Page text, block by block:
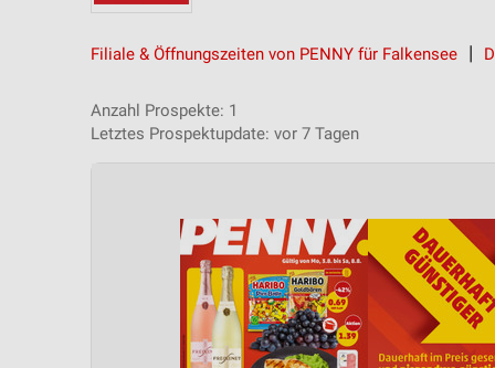
Filiale & Öffnungszeiten von PENNY für Falkensee
Anzahl Prospekte: 1
Letztes Prospektupdate: vor 7 Tagen